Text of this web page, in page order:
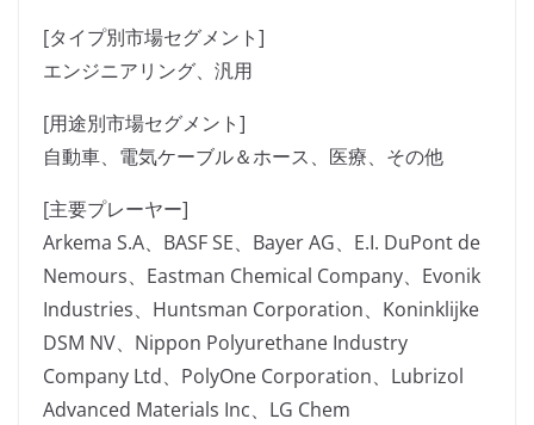
[タイプ別市場セグメント]
エンジニアリング、汎用
[用途別市場セグメント]
自動車、電気ケーブル＆ホース、医療、その他
[主要プレーヤー]
Arkema S.A、BASF SE、Bayer AG、E.I. DuPont de
Nemours、Eastman Chemical Company、Evonik
Industries、Huntsman Corporation、Koninklijke
DSM NV、Nippon Polyurethane Industry
Company Ltd、PolyOne Corporation、Lubrizol
Advanced Materials Inc、LG Chem